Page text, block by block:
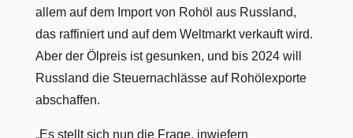
allem auf dem Import von Rohöl aus Russland,
das raffiniert und auf dem Weltmarkt verkauft wird.
Aber der Ölpreis ist gesunken, und bis 2024 will
Russland die Steuernachlässe auf Rohölexporte
abschaffen.
„Es stellt sich nun die Frage, inwiefern